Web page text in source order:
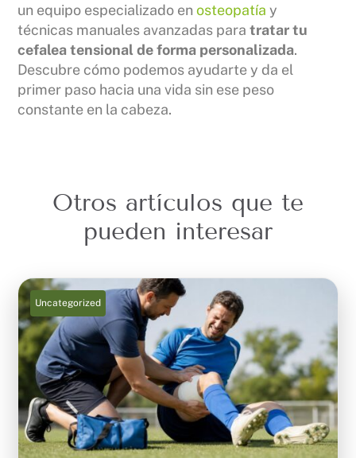
un equipo especializado enosteopatía y
técnicas manuales avanzadas paratratar tu
cefalea tensional de forma personalizada.
Descubre cómo podemos ayudarte y da el
primer paso hacia una vida sin ese peso
constante en la cabeza.
Otros artículos que te
pueden interesar
Uncategorized